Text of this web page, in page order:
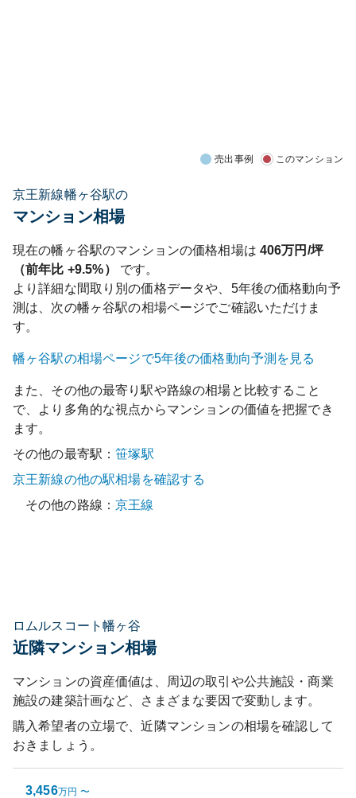
売出事例 このマンション
京王新線幡ヶ谷駅の
マンション相場
現在の幡ヶ谷駅のマンションの価格相場は 406万円/坪
（前年比 +9.5%）
です。
より詳細な間取り別の価格データや、5年後の価格動向予
測は、次の幡ヶ谷駅の相場ページでご確認いただけま
す。
幡ヶ谷駅の相場ページで5年後の価格動向予測を見る
また、その他の最寄り駅や路線の相場と比較すること
で、より多角的な視点からマンションの価値を把握でき
ます。
その他の最寄駅：笹塚駅
京王新線の他の駅相場を確認する
その他の路線：京王線
ロムルスコート幡ヶ谷
近隣マンション相場
マンションの資産価値は、周辺の取引や公共施設・商業
施設の建築計画など、さまざまな要因で変動します。
購入希望者の立場で、近隣マンションの相場を確認して
おきましょう。
3,456万円 〜